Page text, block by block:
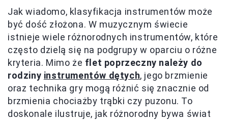
Jak wiadomo, klasyfikacja instrumentów może
być dość złożona. W muzycznym świecie
istnieje wiele różnorodnych instrumentów, które
często dzielą się na podgrupy w oparciu o różne
kryteria. Mimo że flet poprzeczny należy do
rodziny instrumentów dętych, jego brzmienie
oraz technika gry mogą różnić się znacznie od
brzmienia chociażby trąbki czy puzonu. To
doskonale ilustruje, jak różnorodny bywa świat